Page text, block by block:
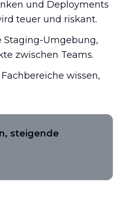
und Deployments
teuer und riskant.
Staging-Umgebung,
zwischen Teams.
wissen,
steigende